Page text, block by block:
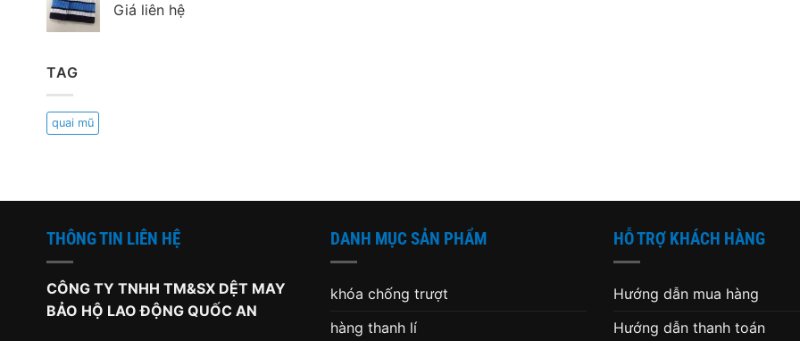
Giá liên hệ
TAG
quai mũ
THÔNG TIN LIÊN HỆ
CÔNG TY TNHH TM&SX DỆT MAY
BẢO HỘ LAO ĐỘNG QUỐC AN
DANH MỤC SẢN PHẨM
khóa chống trượt
hàng thanh lí
HỖ TRỢ KHÁCH HÀNG
Hướng dẫn mua hàng
Hướng dẫn thanh toán